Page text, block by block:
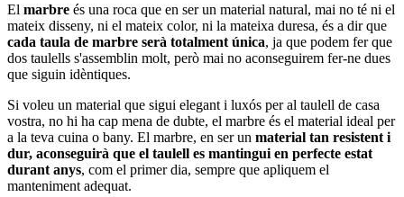
El marbre és una roca que en ser un material natural, mai no té ni el
mateix disseny, ni el mateix color, ni la mateixa duresa, és a dir que
cada taula de marbre serà totalment única, ja que podem fer que
dos taulells s'assemblin molt, però mai no aconseguirem fer-ne dues
que siguin idèntiques.
Si voleu un material que sigui elegant i luxós per al taulell de casa
vostra, no hi ha cap mena de dubte, el marbre és el material ideal per
a la teva cuina o bany. El marbre, en ser un material tan resistent i
dur, aconseguirà que el taulell es mantingui en perfecte estat
durant anys, com el primer dia, sempre que apliquem el
manteniment adequat.